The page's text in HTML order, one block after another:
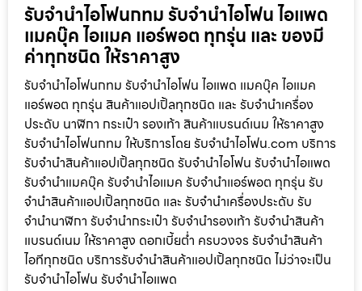
รับจำนำไอโฟนกทม รับจำนำไอโฟน ไอแพด
แมคบุ๊ค ไอแมค แอร์พอต ทุกรุ่น และ ของมี
ค่าทุกชนิด ให้ราคาสูง
รับจำนำไอโฟนกทม รับจำนำไอโฟน ไอแพด แมคบุ๊ค ไอแมค
แอร์พอต ทุกรุ่น สินค้าแอปเปิ้ลทุกชนิด และ รับจำนำเครื่อง
ประดับ นาฬิกา กระเป๋า รองเท้า สินค้าแบรนด์เนม ให้ราคาสูง
รับจำนำไอโฟนกทม ให้บริการโดย รับจํานําไอโฟน.com บริการ
รับจำนำสินค้าแอปเปิ้ลทุกชนิด รับจำนำไอโฟน รับจำนำไอแพด
รับจำนำแมคบุ๊ค รับจำนำไอแมค รับจำนำแอร์พอต ทุกรุ่น รับ
จำนำสินค้าแอปเปิ้ลทุกชนิด และ รับจำนำเครื่องประดับ รับ
จำนำนาฬิกา รับจำนำกระเป๋า รับจำนำรองเท้า รับจำนำสินค้า
แบรนด์เนม ให้ราคาสูง ดอกเบี้ยต่ำ ครบวงจร รับจำนำสินค้า
ไอทีทุกชนิด บริการรับจำนำสินค้าแอปเปิ้ลทุกชนิด ไม่ว่าจะเป็น
รับจำนำไอโฟน รับจำนำไอแพด